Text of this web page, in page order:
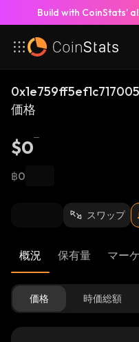
Build with CoinStats’
価格
$0
฿0
スワップ
概況 保有量 マー
価格 時価総額